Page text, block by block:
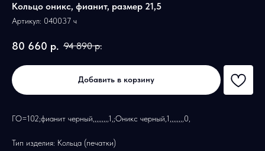
Кольцо оникс, фианит, размер 21,5
Артикул: 040037 ч
80 660 р. 94 890 р.
Добавить в корзину
ГО=102;фианит черный,,,,,,,,,1,;Оникс черный,1,,,,,,,,0,
Тип изделия: Кольца (печатки)